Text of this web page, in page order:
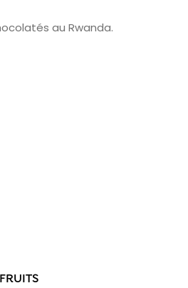
au Rwanda.